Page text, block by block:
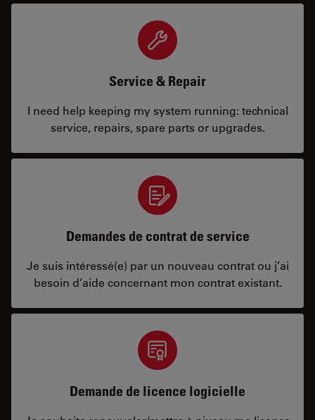
Service & Repair
I need help keeping my system running: technical
service, repairs, spare parts or upgrades.
Demandes de contrat de service
Je suis intéressé(e) par un nouveau contrat ou j’ai
besoin d’aide concernant mon contrat existant.
Demande de licence logicielle